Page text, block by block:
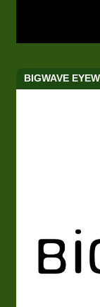
BIGWAVE